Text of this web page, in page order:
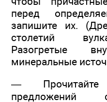
перед
запишите их.
столетий
Разогретые
минеральные
—
предложений